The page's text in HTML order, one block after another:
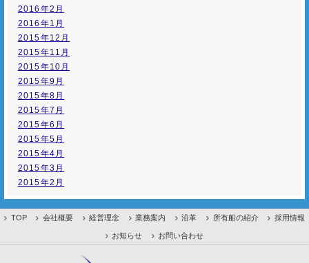
2016年2月
2016年1月
2015年12月
2015年11月
2015年10月
2015年9月
2015年8月
2015年7月
2015年6月
2015年5月
2015年4月
2015年3月
2015年2月
TOP 会社概要 経営理念 業務案内 沿革 所有船の紹介 採用情報
お知らせ お問い合わせ